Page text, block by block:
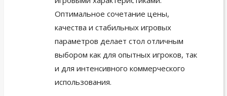
Оптимальное сочетание цены,
качества и стабильных игровых
параметров делает стол отличным
выбором как для опытных игроков, так
и для интенсивного коммерческого
использования.